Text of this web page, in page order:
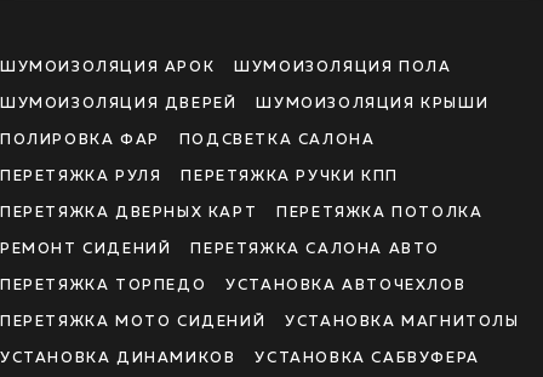
ШУМОИЗОЛЯЦИЯ АРОК ШУМОИЗОЛЯЦИЯ ПОЛА
ШУМОИЗОЛЯЦИЯ ДВЕРЕЙ ШУМОИЗОЛЯЦИЯ КРЫШИ
ПОЛИРОВКА ФАР ПОДСВЕТКА САЛОНА
ПЕРЕТЯЖКА РУЛЯ ПЕРЕТЯЖКА РУЧКИ КПП
ПЕРЕТЯЖКА ДВЕРНЫХ КАРТ ПЕРЕТЯЖКА ПОТОЛКА
РЕМОНТ СИДЕНИЙ ПЕРЕТЯЖКА САЛОНА АВТО
ПЕРЕТЯЖКА ТОРПЕДО УСТАНОВКА АВТОЧЕХЛОВ
ПЕРЕТЯЖКА МОТО СИДЕНИЙ УСТАНОВКА МАГНИТОЛЫ
УСТАНОВКА ДИНАМИКОВ УСТАНОВКА САБВУФЕРА